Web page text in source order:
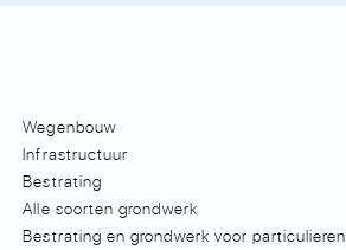
Wegenbouw
Infrastructuur
Bestrating
Alle soorten grondwerk
Bestrating en grondwerk voor particulieren